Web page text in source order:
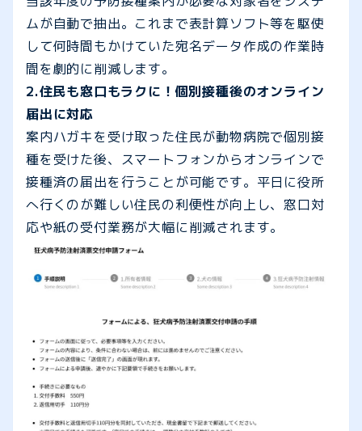
ムが自動で抽出。これまで表計算ソフト等を駆使
して何時間もかけていた宛名データ作成の作業時
間を劇的に削減します。
2.住民も窓口もラクに！個別接種後のオンライン
届出に対応
案内ハガキを受け取った住民が動物病院で個別接
種を受けた後、スマートフォンからオンラインで
接種済の届出を行うことが可能です。平日に役所
へ行くのが難しい住民の利便性が向上し、窓口対
応や紙の受付業務が大幅に削減されます。